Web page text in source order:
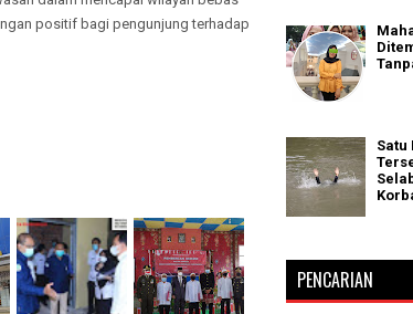
positif bagi pengunjung terhadap
Satu
PENCARIAN